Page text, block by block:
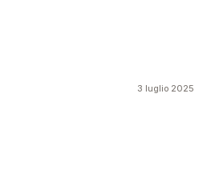
3 luglio 2025